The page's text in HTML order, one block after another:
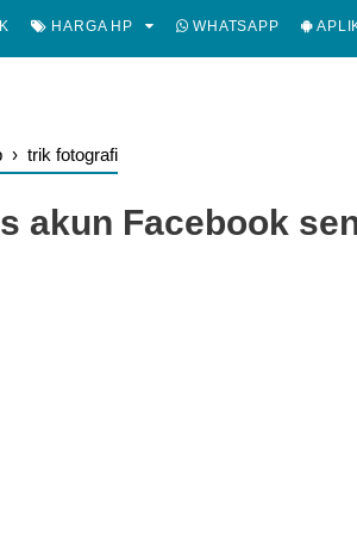
HARGA HP WHATSAPP
› trik fotografi
akun Facebook